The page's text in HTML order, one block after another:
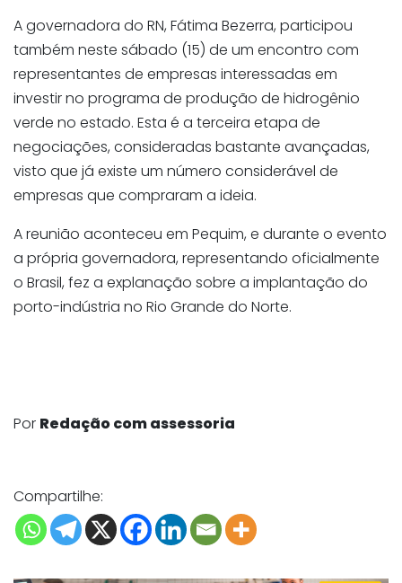
A governadora do RN, Fátima Bezerra, participou
também neste sábado (15) de um encontro com
representantes de empresas interessadas em
investir no programa de produção de hidrogênio
verde no estado. Esta é a terceira etapa de
negociações, consideradas bastante avançadas,
visto que já existe um número considerável de
empresas que compraram a ideia.
A reunião aconteceu em Pequim, e durante o evento
a própria governadora, representando oficialmente
o Brasil, fez a explanação sobre a implantação do
porto-indústria no Rio Grande do Norte.
Por Redação com assessoria
Compartilhe: